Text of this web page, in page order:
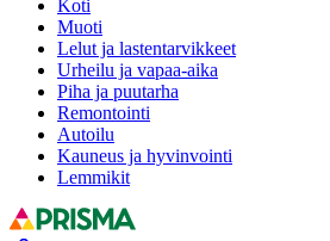
Koti
Muoti
Lelut ja lastentarvikkeet
Urheilu ja vapaa-aika
Piha ja puutarha
Remontointi
Autoilu
Kauneus ja hyvinvointi
Lemmikit